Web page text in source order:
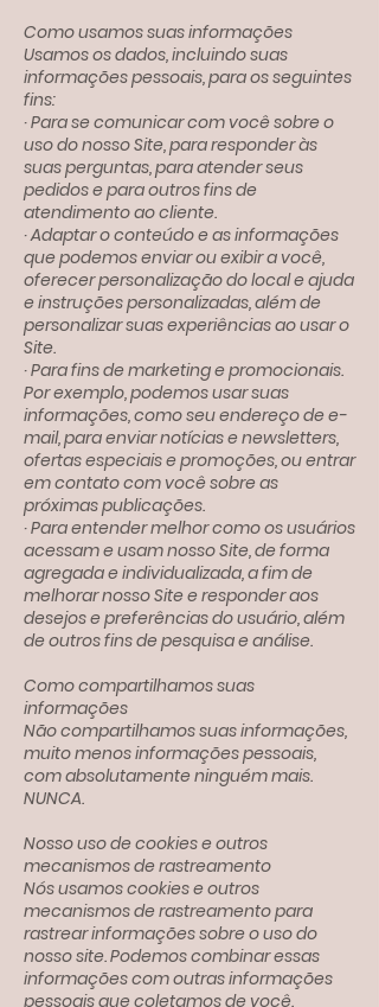
Como usamos suas informações
Usamos os dados, incluindo suas
informações pessoais, para os seguintes
fins:
· Para se comunicar com você sobre o
uso do nosso Site, para responder às
suas perguntas, para atender seus
pedidos e para outros fins de
atendimento ao cliente.
· Adaptar o conteúdo e as informações
que podemos enviar ou exibir a você,
oferecer personalização do local e ajuda
e instruções personalizadas, além de
personalizar suas experiências ao usar o
Site.
· Para fins de marketing e promocionais.
Por exemplo, podemos usar suas
informações, como seu endereço de e-
mail, para enviar notícias e newsletters,
ofertas especiais e promoções, ou entrar
em contato com você sobre as
próximas publicações.
· Para entender melhor como os usuários
acessam e usam nosso Site, de forma
agregada e individualizada, a fim de
melhorar nosso Site e responder aos
desejos e preferências do usuário, além
de outros fins de pesquisa e análise.
Como compartilhamos suas
informações
Não compartilhamos suas informações,
muito menos informações pessoais,
com absolutamente ninguém mais.
NUNCA.
Nosso uso de cookies e outros
mecanismos de rastreamento
Nós usamos cookies e outros
mecanismos de rastreamento para
rastrear informações sobre o uso do
nosso site. Podemos combinar essas
informações com outras informações
pessoais que coletamos de você.